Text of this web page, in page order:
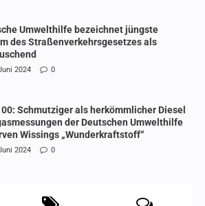
Umwelthilfe bezeichnet jüngste
des Straßenverkehrsgesetzes als
2024 0
Schmutziger als herkömmlicher Diesel
der Deutschen Umwelthilfe
Wissings „Wunderkraftstoff“
2024 0